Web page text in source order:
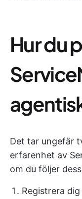
Hur du
Det tar ungefär
erfarenhet av
om du följer
Registrera